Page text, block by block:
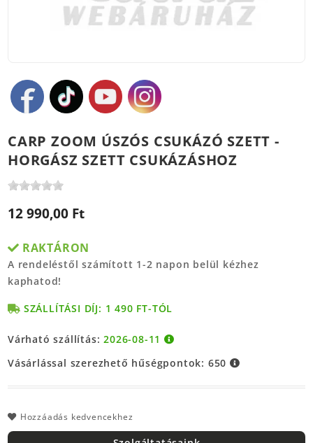
CARP ZOOM ÚSZÓS CSUKÁZÓ SZETT -
HORGÁSZ SZETT CSUKÁZÁSHOZ
12 990,00 Ft
RAKTÁRON
A rendeléstől számított 1-2 napon belül kézhez
kaphatod!
SZÁLLÍTÁSI DÍJ: 1 490 FT-TÓL
Várható szállítás:2026-08-11
Vásárlással szerezhető hűségpontok: 650
Hozzáadás kedvencekhez